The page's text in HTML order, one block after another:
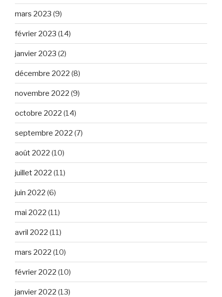
mars 2023 (9)
février 2023 (14)
janvier 2023 (2)
décembre 2022 (8)
novembre 2022 (9)
octobre 2022 (14)
septembre 2022 (7)
août 2022 (10)
juillet 2022 (11)
juin 2022 (6)
mai 2022 (11)
avril 2022 (11)
mars 2022 (10)
février 2022 (10)
janvier 2022 (13)